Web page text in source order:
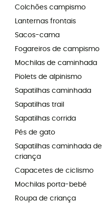
Colchões campismo
Lanternas frontais
Sacos-cama
Fogareiros de campismo
Mochilas de caminhada
Piolets de alpinismo
Sapatilhas caminhada
Sapatilhas trail
Sapatilhas corrida
Pés de gato
Sapatilhas caminhada de
criança
Capacetes de ciclismo
Mochilas porta-bebé
Roupa de criança